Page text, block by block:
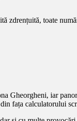
zdrențuită, toate
Gheorgheni, iar
fața calculatorului